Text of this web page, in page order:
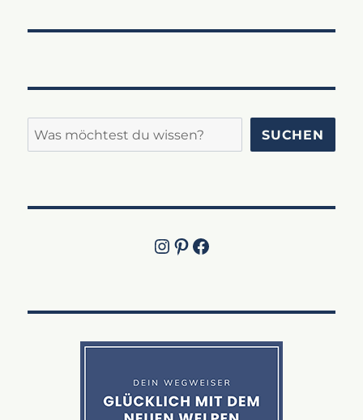
Suchen SUCHEN
Instagram
Pinterest
Jetzt die Facebook-Fanpage von Lucky Labrador besuchen!